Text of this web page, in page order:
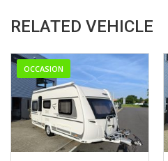
RELATED VEHICLE
OCCASION